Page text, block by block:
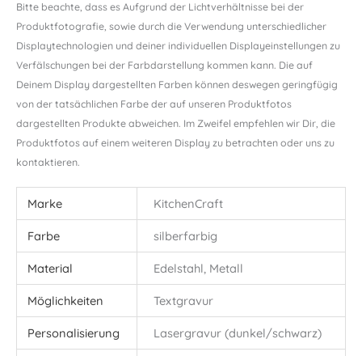
Bitte beachte, dass es Aufgrund der Lichtverhältnisse bei der
Produktfotografie, sowie durch die Verwendung unterschiedlicher
Displaytechnologien und deiner individuellen Displayeinstellungen zu
Verfälschungen bei der Farbdarstellung kommen kann. Die auf
Deinem Display dargestellten Farben können deswegen geringfügig
von der tatsächlichen Farbe der auf unseren Produktfotos
dargestellten Produkte abweichen. Im Zweifel empfehlen wir Dir, die
Produktfotos auf einem weiteren Display zu betrachten oder uns zu
kontaktieren.
Marke KitchenCraft
Farbe silberfarbig
Material Edelstahl, Metall
Möglichkeiten Textgravur
Personalisierung Lasergravur (dunkel/schwarz)